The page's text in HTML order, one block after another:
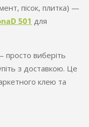
пісок, плитка) —
D 501 для
виберіть
з доставкою. Це
клею та